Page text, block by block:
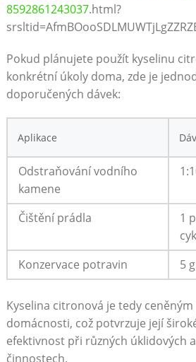
8592861243037.html?
Pokud plánujete použít ⁢kyselinu⁣
konkrétní úkoly ‌doma, zde je
doporučených dávek:
Aplikace
Odstraňování vodního
kamene
Čištění prádla
1
Konzervace ‍potravin
5
Kyselina⁢ citronová je tedy
domácnosti, což ⁢potvrzuje ‌její
efektivnost při různých úklidových
činnostech.